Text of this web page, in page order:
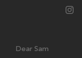
Dear Sam